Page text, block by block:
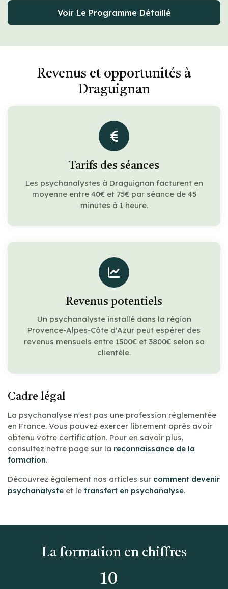
Voir Le Programme Détaillé
Revenus et opportunités à
Draguignan
Tarifs des séances
Les psychanalystes à Draguignan facturent en
moyenne entre 40€ et 75€ par séance de 45
minutes à 1 heure.
Revenus potentiels
Un psychanalyste installé dans la région
Provence-Alpes-Côte d'Azur peut espérer des
revenus mensuels entre 1500€ et 3800€ selon sa
clientèle.
Cadre légal
La psychanalyse n'est pas une profession réglementée
en France. Vous pouvez exercer librement après avoir
obtenu votre certification. Pour en savoir plus,
consultez notre page sur la reconnaissance de la
formation.
Découvrez également nos articles sur comment devenir
psychanalyste et le transfert en psychanalyse.
La formation en chiffres
10